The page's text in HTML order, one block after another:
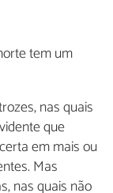
tem um
nas quais
que
em mais ou
Mas
nas quais não